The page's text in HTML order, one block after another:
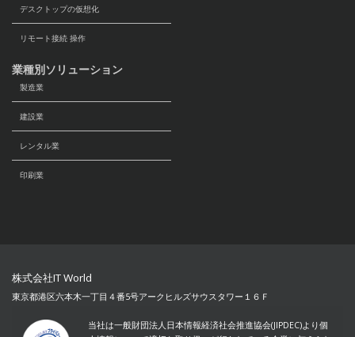
デスクトップの仮想化
リモート接続 操作
業種別ソリューション
製造業
建設業
レンタル業
印刷業
株式会社IT World
東京都港区六本木一丁目４番5号アークヒルズサウスタワー１６Ｆ
当社は一般財団法人日本情報経済社会推進協会(JIPDEC)より個